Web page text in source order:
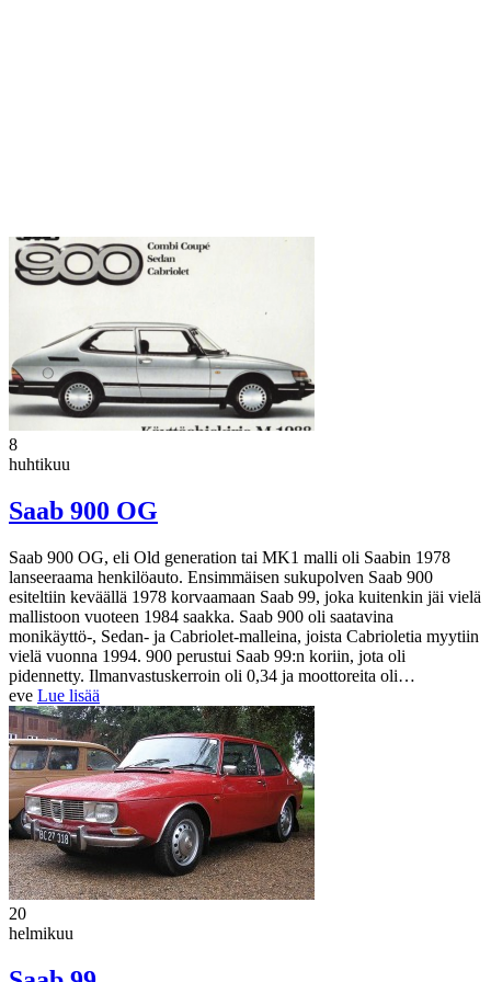
8
huhtikuu
Saab 900 OG
Saab 900 OG, eli Old generation tai MK1 malli oli Saabin 1978
lanseeraama henkilöauto. Ensimmäisen sukupolven Saab 900
esiteltiin keväällä 1978 korvaamaan Saab 99, joka kuitenkin jäi vielä
mallistoon vuoteen 1984 saakka. Saab 900 oli saatavina
monikäyttö-, Sedan- ja Cabriolet-malleina, joista Cabrioletia myytiin
vielä vuonna 1994. 900 perustui Saab 99:n koriin, jota oli
pidennetty. Ilmanvastuskerroin oli 0,34 ja moottoreita oli…
eve Lue lisää
20
helmikuu